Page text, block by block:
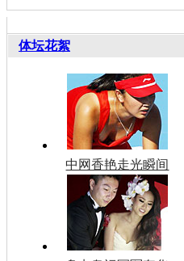
体坛花絮
中网香艳走光瞬间